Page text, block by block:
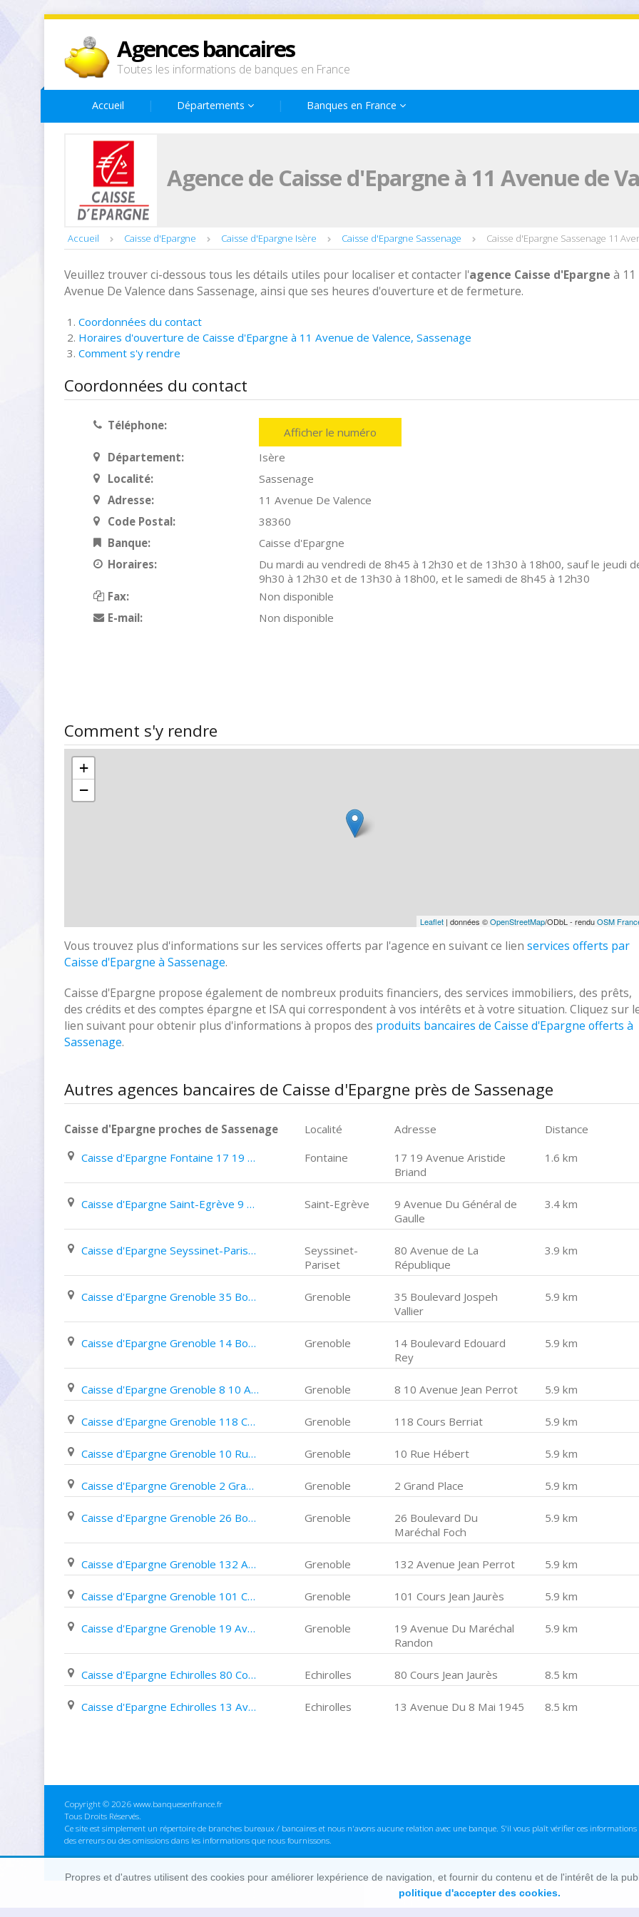
Agences bancaires
Toutes les informations de banques en France
Accueil Départements Banques en France
Agence de Caisse d'Epargne à 11 Avenue de
Accueil Caisse d'Epargne Caisse d'Epargne Isère Caisse d'Epargne Sassenage Caisse d'Epargne Sassenage 11
Veuillez trouver ci-dessous tous les détails utiles pour localiser et contacter l'agence Caisse d'Epargne à 11
Avenue De Valence dans Sassenage, ainsi que ses heures d'ouverture et de fermeture.
Coordonnées du contact
Horaires d'ouverture de Caisse d'Epargne à 11 Avenue de Valence, Sassenage
Comment s'y rendre
Coordonnées du contact
Téléphone:
Afficher le numéro
Département:
Isère
Localité:
Sassenage
Adresse:
11 Avenue De Valence
Code Postal:
38360
Banque:
Caisse d'Epargne
Horaires:
Du mardi au vendredi de 8h45 à 12h30 et de 13h30 à 18h00, sauf le jeudi
9h30 à 12h30 et de 13h30 à 18h00, et le samedi de 8h45 à 12h30
Fax:
Non disponible
E-mail:
Non disponible
Comment s'y rendre
+
−
Leaflet| données ©OpenStreetMap/ODbL - renduOSM
Vous trouvez plus d'informations sur les services offerts par l'agence en suivant ce lien services offerts par
Caisse d'Epargne à Sassenage.
Caisse d'Epargne propose également de nombreux produits financiers, des services immobiliers, des prêts,
des crédits et des comptes épargne et ISA qui correspondent à vos intérêts et à votre situation. Cliquez sur
lien suivant pour obtenir plus d'informations à propos des produits bancaires de Caisse d'Epargne offerts à
Sassenage.
Autres agences bancaires de Caisse d'Epargne près de Sassenage
Caisse d'Epargne proches de Sassenage Localité Adresse
Distance
Caisse d'Epargne Fontaine 17 19 Avenue Aristide Briand
Fontaine
17 19 Avenue Aristide
Briand
1.6 km
Caisse d'Epargne Saint-Egrève 9 Avenue Du Général de Gaulle Saint-Egrève
9 Avenue Du Général de
Gaulle
3.4 km
Caisse d'Epargne Seyssinet-Pariset 80 Avenue de La République
Seyssinet-
Pariset
80 Avenue de La
République
3.9 km
Caisse d'Epargne Grenoble 35 Boulevard Jospeh Vallier Grenoble
35 Boulevard Jospeh
Vallier
5.9 km
Caisse d'Epargne Grenoble 14 Boulevard Edouard Rey Grenoble
14 Boulevard Edouard
Rey
5.9 km
Caisse d'Epargne Grenoble 8 10 Avenue Jean Perrot Grenoble 8 10 Avenue Jean Perrot 5.9 km
Caisse d'Epargne Grenoble 118 Cours Berriat Grenoble 118 Cours Berriat 5.9 km
Caisse d'Epargne Grenoble 10 Rue Hébert Grenoble 10 Rue Hébert 5.9 km
Caisse d'Epargne Grenoble 2 Grand Place Grenoble 2 Grand Place 5.9 km
Caisse d'Epargne Grenoble 26 Boulevard Du Maréchal Foch Grenoble
26 Boulevard Du
Maréchal Foch
5.9 km
Caisse d'Epargne Grenoble 132 Avenue Jean Perrot Grenoble 132 Avenue Jean Perrot 5.9 km
Caisse d'Epargne Grenoble 101 Cours Jean Jaurès Grenoble 101 Cours Jean Jaurès 5.9 km
Caisse d'Epargne Grenoble 19 Avenue Du Maréchal Randon Grenoble
19 Avenue Du Maréchal
Randon
5.9 km
Caisse d'Epargne Echirolles 80 Cours Jean Jaurès Echirolles 80 Cours Jean Jaurès 8.5 km
Caisse d'Epargne Echirolles 13 Avenue Du 8 Mai 1945 Echirolles 13 Avenue Du 8 Mai 1945 8.5 km
Copyright © 2026 www.banquesenfrance.fr
Tous Droits Réservés.
Ce site est simplement un répertoire de branches bureaux / bancaires et nous n'avons aucune relation avec une banque. S'il vous plaît vérifier ces
des erreurs ou des omissions dans les informations que nous fournissons.
Propres et d'autres utilisent des cookies pour améliorer lexpérience de navigation, et fournir du contenu et de l'intérêt de la
politique d'accepter des cookies.